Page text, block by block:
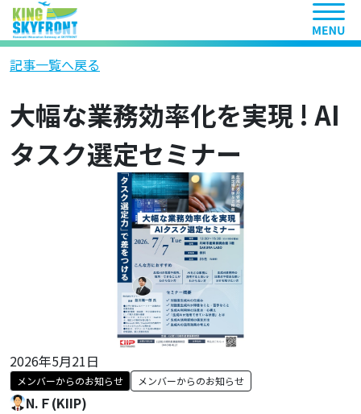
ヘッ
記事一覧へ戻る
大幅な業務効率化を実現 ! AI
タスク選定セミナー
2026年5月21日
メンバーからのお知らせ メンバーからのお知らせ
N.Ｆ(KIIP)